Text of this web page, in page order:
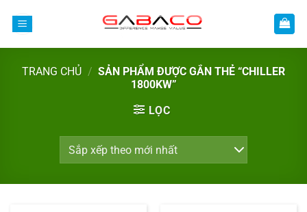
TRANG CHỦ / SẢN PHẨM ĐƯỢC GẮN THẺ “CHILLER
1800KW”
LỌC